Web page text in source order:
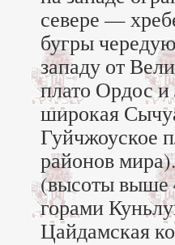
севере —
бугры
западу от
плато Ордос и
широкая
Гуйчжоуское
районов
(высоты выше
горами
Цайдамская